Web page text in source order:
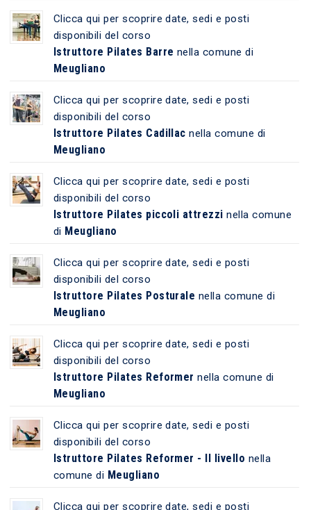
Clicca qui per scoprire date, sedi e posti
disponibili del corso
Istruttore Pilates Barre nella comune di
Meugliano
Clicca qui per scoprire date, sedi e posti
disponibili del corso
Istruttore Pilates Cadillac nella comune di
Meugliano
Clicca qui per scoprire date, sedi e posti
disponibili del corso
Istruttore Pilates piccoli attrezzi nella comune
di Meugliano
Clicca qui per scoprire date, sedi e posti
disponibili del corso
Istruttore Pilates Posturale nella comune di
Meugliano
Clicca qui per scoprire date, sedi e posti
disponibili del corso
Istruttore Pilates Reformer nella comune di
Meugliano
Clicca qui per scoprire date, sedi e posti
disponibili del corso
Istruttore Pilates Reformer - II livello nella
comune di Meugliano
Clicca qui per scoprire date, sedi e posti